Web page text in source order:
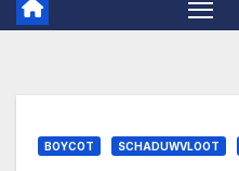
BOYCOT SCHADUWVLOOT